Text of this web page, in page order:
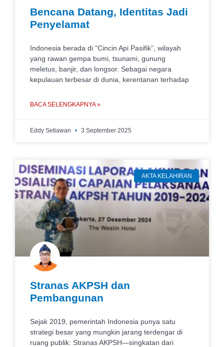
Bencana Datang, Identitas Jadi
Penyelamat
Indonesia berada di “Cincin Api Pasifik”, wilayah
yang rawan gempa bumi, tsunami, gunung
meletus, banjir, dan longsor. Sebagai negara
kepulauan terbesar di dunia, kerentanan terhadap
BACA SELENGKAPNYA »
Eddy Setiawan 3 September 2025
AKTA KELAHIRAN
Stranas AKPSH dan
Pembangunan
Sejak 2019, pemerintah Indonesia punya satu
strategi besar yang mungkin jarang terdengar di
ruang publik: Stranas AKPSH—singkatan dari